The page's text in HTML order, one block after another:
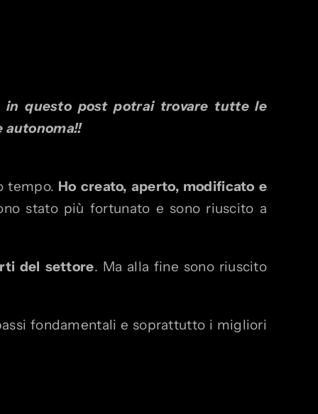
in questo post potrai trovare tutte le
autonoma!!
tempo. Ho creato, aperto, modificato e
stato più fortunato e sono riuscito a
del settore. Ma alla fine sono riuscito
fondamentali e soprattutto i migliori